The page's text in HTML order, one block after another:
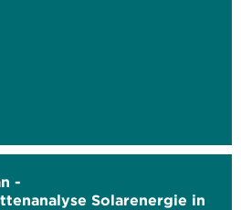
-
Solarenergie in